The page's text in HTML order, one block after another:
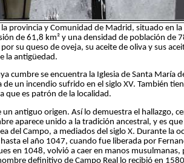
provincia y Comunidad de Madrid, situado en
de 61,8 km² y una densidad de población de
su queso de oveja, su aceite de oliva y sus
la antigüedad.
cumbre se encuentra la Iglesia de Santa María
un incendio sufrido en el siglo XV. También
que es patrón de la localidad.
antiguo origen. Así lo demuestra el hallazgo,
aparece unido a la tradición ancestral, y es que
del Campo, a mediados del siglo X. Durante la
el año 1047, cuando fue liberada por
en 1048, volvió a caer en manos
definitivo de Campo Real lo recibió en